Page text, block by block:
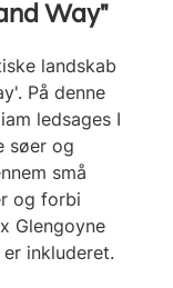
Way"
landskab
På denne
ledsages I
søer og
små
og forbi
Glengoyne
inkluderet.